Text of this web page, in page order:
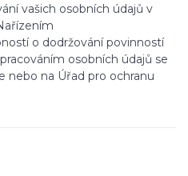
vašich osobních údajů v
o dodržování povinností
osobních údajů se
nebo na Úřad pro ochranu